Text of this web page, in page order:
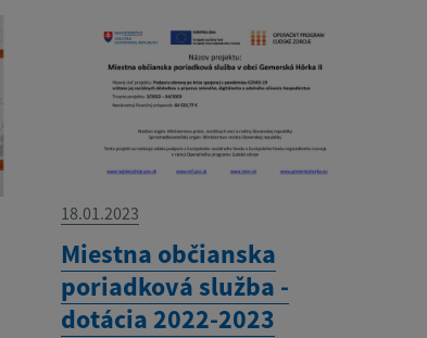
18.01.2023
Miestna občianska
poriadková služba -
dotácia 2022-2023